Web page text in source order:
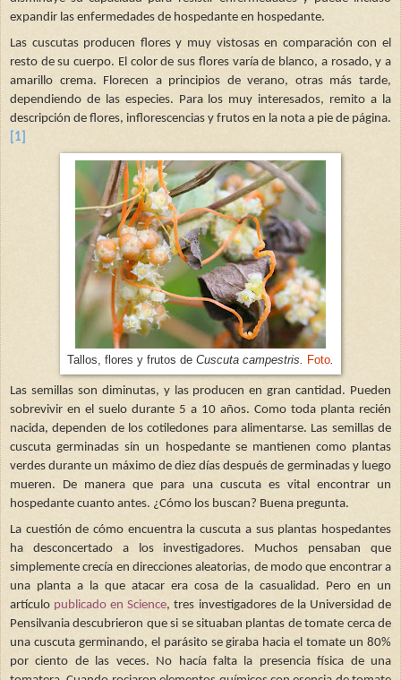
expandir las enfermedades de hospedante en hospedante.
Las cuscutas producen flores y muy vistosas en comparación con el
resto de su cuerpo. El color de sus flores varía de blanco, a rosado, y a
amarillo crema. Florecen a principios de verano, otras más tarde,
dependiendo de las especies. Para los muy interesados, remito a la
descripción de flores, inflorescencias y frutos en la nota a pie de página.
[1]
Tallos, flores y frutos de Cuscuta campestris. Foto
Las semillas son diminutas, y las producen en gran cantidad. Pueden
sobrevivir en el suelo durante 5 a 10 años. Como toda planta recién
nacida, dependen de los cotiledones para alimentarse. Las semillas de
cuscuta germinadas sin un hospedante se mantienen como plantas
verdes durante un máximo de diez días después de germinadas y luego
mueren. De manera que para una cuscuta es vital encontrar un
hospedante cuanto antes. ¿Cómo los buscan? Buena pregunta.
La cuestión de cómo encuentra la cuscuta a sus plantas hospedantes
ha desconcertado a los investigadores. Muchos pensaban que
simplemente crecía en direcciones aleatorias, de modo que encontrar a
una planta a la que atacar era cosa de la casualidad. Pero en un
artículo publicado en Science, tres investigadores de la Universidad de
Pensilvania descubrieron que si se situaban plantas de tomate cerca de
una cuscuta germinando, el parásito se giraba hacia el tomate un 80%
por ciento de las veces. No hacía falta la presencia física de una